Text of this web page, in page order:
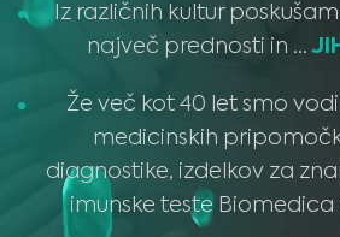
Iz različnih kultur
največ prednosti in …
Že več kot 40 let smo
medicinskih
diagnostike, izdelkov za
imunske teste Biomedica